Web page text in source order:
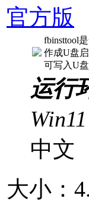
官方版
fbinsttool
作成U盘
可写入U
运行
Win11
中文
大小：